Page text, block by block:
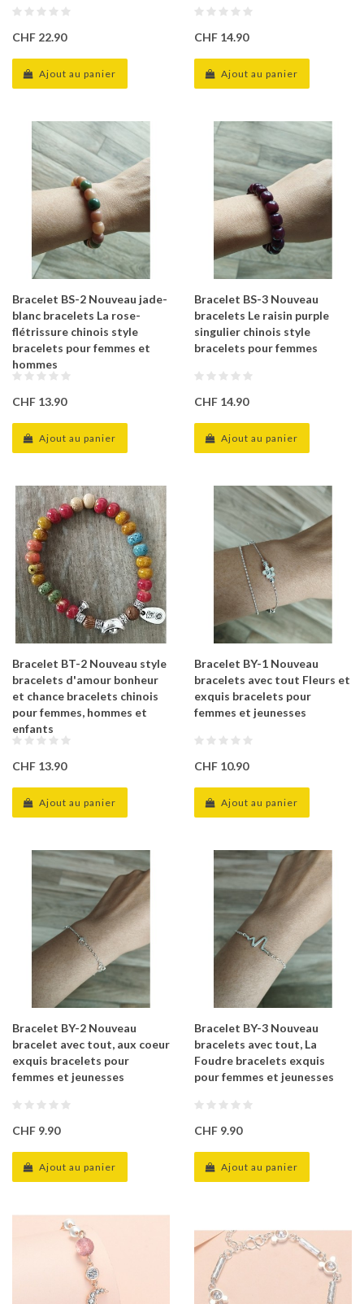
CHF 22.90
Ajout au panier
CHF 14.90
Ajout au panier
Bracelet BS-2 Nouveau jade-
blanc bracelets La rose-
flétrissure chinois style
bracelets pour femmes et
hommes
CHF 13.90
Ajout au panier
Bracelet BS-3 Nouveau
bracelets Le raisin purple
singulier chinois style
bracelets pour femmes
CHF 14.90
Ajout au panier
Bracelet BT-2 Nouveau style
bracelets d'amour bonheur
et chance bracelets chinois
pour femmes, hommes et
enfants
CHF 13.90
Ajout au panier
Bracelet BY-1 Nouveau
bracelets avec tout Fleurs et
exquis bracelets pour
femmes et jeunesses
CHF 10.90
Ajout au panier
Bracelet BY-2 Nouveau
bracelet avec tout, aux coeur
exquis bracelets pour
femmes et jeunesses
CHF 9.90
Ajout au panier
Bracelet BY-3 Nouveau
bracelets avec tout, La
Foudre bracelets exquis
pour femmes et jeunesses
CHF 9.90
Ajout au panier